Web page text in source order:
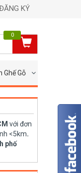
KÝ
0
Ghế Gỗ
với đơn
<5km.
phố